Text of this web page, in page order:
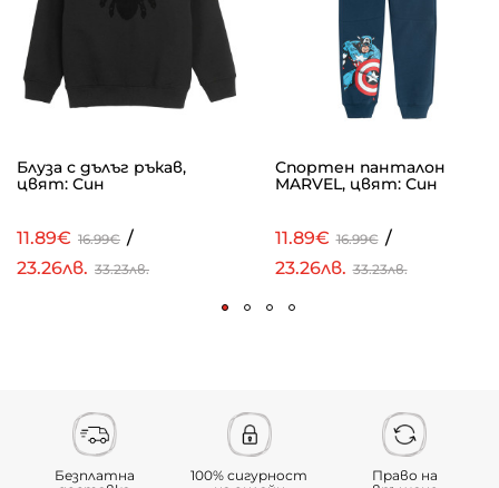
Блуза с дълъг ръкав,
цвят: Син
11.89€ 16.99€ /
23.26лв. 33.23лв.
Спортен панталон
MARVEL, цвят: Син
11.89€ 16.99€ /
23.26лв. 33.23лв.
Безплатна
100% сигурност
Право на